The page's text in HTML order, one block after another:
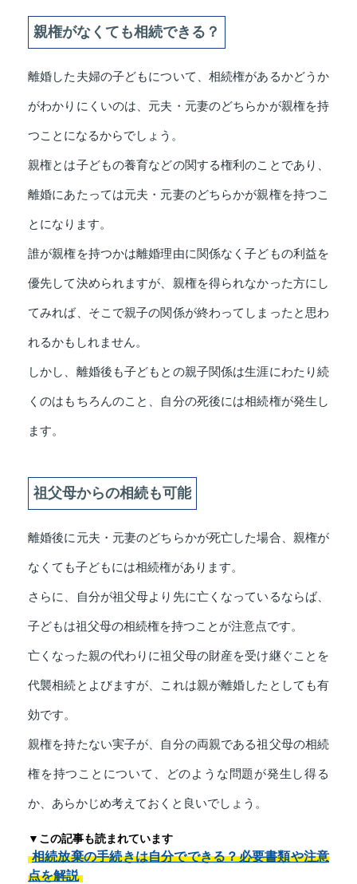
親権がなくても相続できる？
離婚した夫婦の子どもについて、相続権があるかどうか
がわかりにくいのは、元夫・元妻のどちらかが親権を持
つことになるからでしょう。
親権とは子どもの養育などの関する権利のことであり、
離婚にあたっては元夫・元妻のどちらかが親権を持つこ
とになります。
誰が親権を持つかは離婚理由に関係なく子どもの利益を
優先して決められますが、親権を得られなかった方にし
てみれば、そこで親子の関係が終わってしまったと思わ
れるかもしれません。
しかし、離婚後も子どもとの親子関係は生涯にわたり続
くのはもちろんのこと、自分の死後には相続権が発生し
ます。
祖父母からの相続も可能
離婚後に元夫・元妻のどちらかが死亡した場合、親権が
なくても子どもには相続権があります。
さらに、自分が祖父母より先に亡くなっているならば、
子どもは祖父母の相続権を持つことが注意点です。
亡くなった親の代わりに祖父母の財産を受け継ぐことを
代襲相続とよびますが、これは親が離婚したとしても有
効です。
親権を持たない実子が、自分の両親である祖父母の相続
権を持つことについて、どのような問題が発生し得る
か、あらかじめ考えておくと良いでしょう。
▼この記事も読まれています
相続放棄の手続きは自分でできる？必要書類や注意
点を解説